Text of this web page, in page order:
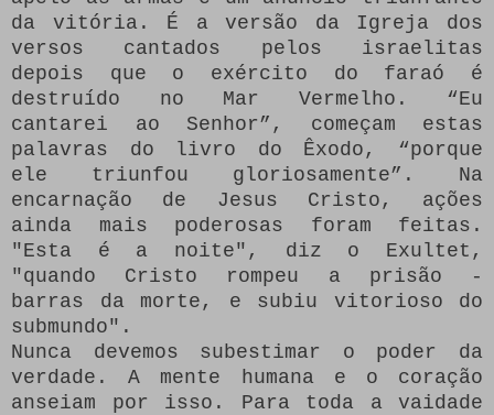
da vitória.
É a versão da Igreja dos
versos cantados pelos israelitas
depois que o exército do faraó é
destruído no Mar Vermelho.
“Eu
cantarei ao Senhor”, começam estas
palavras do livro do Êxodo, “porque
ele triunfou gloriosamente”. Na
encarnação de Jesus Cristo, ações
ainda mais poderosas foram feitas.
"Esta é a noite", diz o Exultet,
"quando Cristo rompeu a prisão -
barras da morte, e subiu vitorioso do
submundo".
Nunca devemos subestimar o poder da
verdade.
A mente humana e o coração
anseiam por isso.
Para toda a vaidade